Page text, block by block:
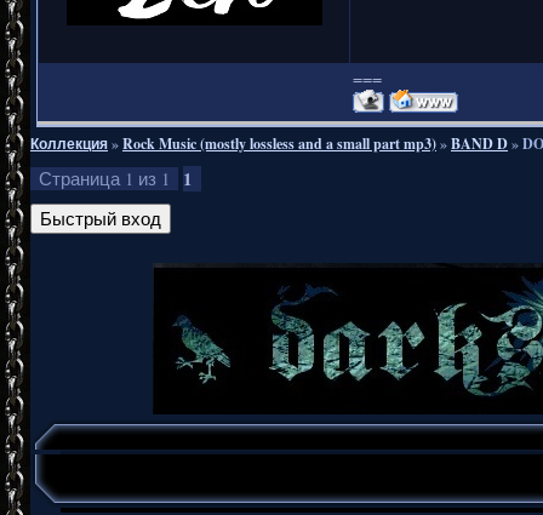
===
Коллекция»Rock Music (mostly lossless and a small part mp3)»BAND D»
Страница 1 из 1 1